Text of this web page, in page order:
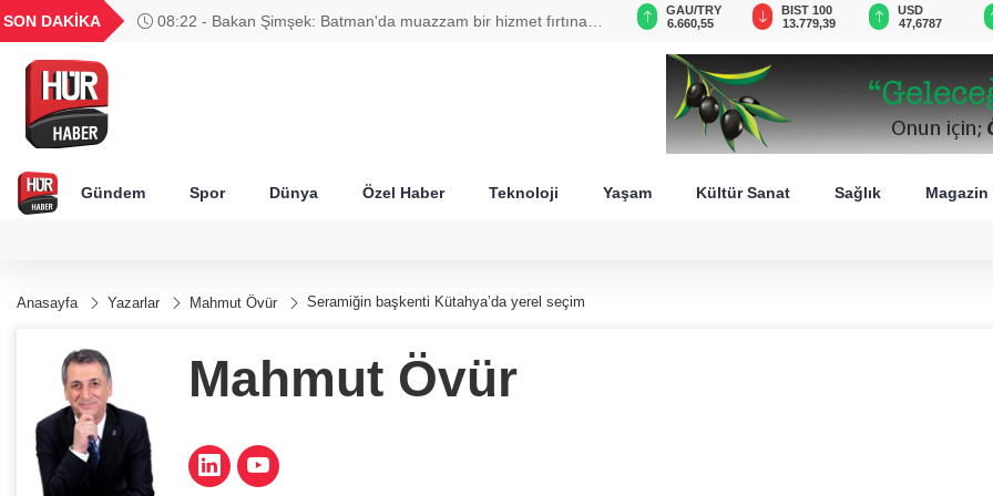
SON DAKİKA
08:21 - Pezeşkiyan'dan dikkat çeken sözler: Neden İsrail'in
GEL
18,2677
16,3788
27,9743
0,0018
6.660,55
BIST 100
13.779,39
USD
47,6787
EUR
55,1254
Gündem Spor Dünya Özel Haber Teknoloji Yaşam Kültür Sanat Sağlık Magazin
Anasayfa Yazarlar Mahmut Övür Seramiğin başkenti Kütahya’da yerel seçim
Mahmut Övür